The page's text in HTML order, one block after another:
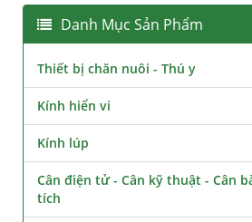
Danh Mục Sản Phẩm
Thiết bị chăn nuôi - Thú y
Kính hiển vi
Kính lúp
Cân điện tử - Cân kỹ thuật - Cân
tích